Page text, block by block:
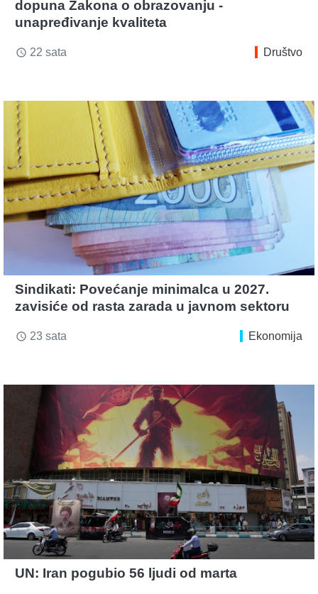
dopuna Zakona o obrazovanju -
unapređivanje kvaliteta
access_time 22 sata Društvo
Sindikati: Povećanje minimalca u 2027.
zavisiće od rasta zarada u javnom sektoru
access_time 23 sata Ekonomija
UN: Iran pogubio 56 ljudi od marta